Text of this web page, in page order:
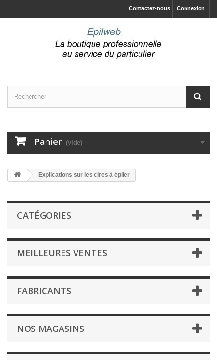
Connexion
Contactez-nous
Panier (vide)
Explications sur les cires à épiler
CATÉGORIES
MEILLEURES VENTES
FABRICANTS
NOS MAGASINS